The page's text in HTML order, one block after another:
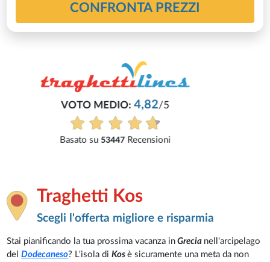
CONFRONTA PREZZI
Traghetti Kos
Scegli l'offerta migliore e risparmia
Stai pianificando la tua prossima vacanza in Grecia nell'arcipelago
delDodecaneso? L'isola diKosè sicuramente una meta da non